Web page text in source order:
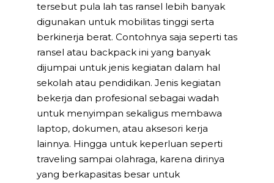
tersebut pula lah tas ransel lebih banyak
digunakan untuk mobilitas tinggi serta
berkinerja berat. Contohnya saja seperti tas
ransel atau backpack ini yang banyak
dijumpai untuk jenis kegiatan dalam hal
sekolah atau pendidikan. Jenis kegiatan
bekerja dan profesional sebagai wadah
untuk menyimpan sekaligus membawa
laptop, dokumen, atau aksesori kerja
lainnya. Hingga untuk keperluan seperti
traveling sampai olahraga, karena dirinya
yang berkapasitas besar untuk